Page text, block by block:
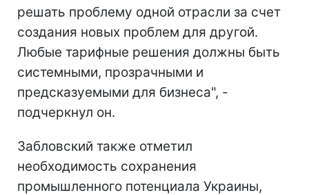
решать проблему одной отрасли за счет
создания новых проблем для другой.
Любые тарифные решения должны быть
системными, прозрачными и
предсказуемыми для бизнеса", -
подчеркнул он.
Забловский также отметил
необходимость сохранения
промышленного потенциала Украины,